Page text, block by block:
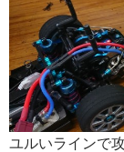
ユルいラインで